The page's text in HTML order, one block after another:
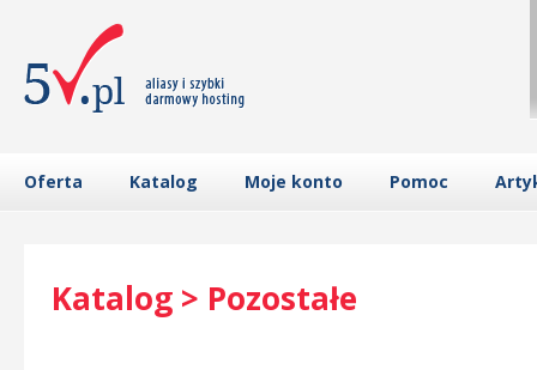
Oferta Katalog Moje konto Pomoc
Katalog > Pozostałe